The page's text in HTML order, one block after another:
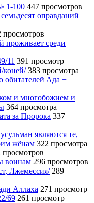
1-100 447 просмотров
оправданий
просмотров
проживает среди
11 391 просмотр
коней/ 383 просмотра
обитателей Ада −
и многобожием и
364 просмотра
за Пророка 337
являются те,
жёнам 322 просмотра
просмотров
воинам 296 просмотров
Лжемессия/ 289
Аллаха 271 просмотр
69 261 просмотр